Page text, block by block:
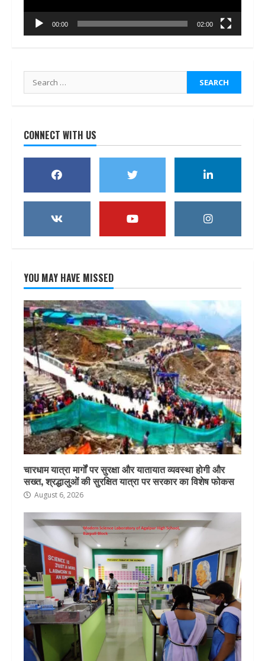
00:00 02:00
Search
for:
CONNECT WITH US
YOU MAY HAVE MISSED
चारधाम यात्रा मार्गों पर सुरक्षा और यातायात व्यवस्था होगी और
सख्त, श्रद्धालुओं की सुरक्षित यात्रा पर सरकार का विशेष फोकस
August 6, 2026